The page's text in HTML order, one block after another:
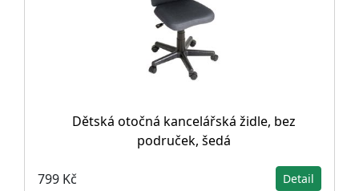
Dětská otočná kancelářská židle, bez
područek, šedá
799 Kč Detail